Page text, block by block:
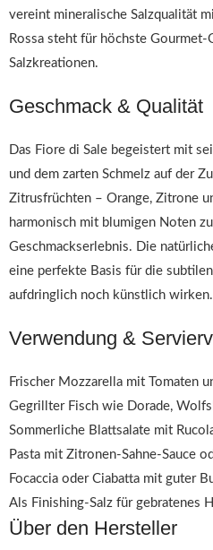
vereint mineralische Salzqualität
Rossa steht für höchste
Salzkreationen.
Geschmack & Qualität
Das Fiore di Sale begeistert mit
und dem zarten Schmelz auf der
Zitrusfrüchten – Orange, Zitrone
harmonisch mit blumigen Noten
Geschmackserlebnis. Die
eine perfekte Basis für die
aufdringlich noch künstlich wirken.
Verwendung &
Frischer Mozzarella mit Tomaten
Gegrillter Fisch wie Dorade,
Sommerliche Blattsalate mit
Pasta mit Zitronen-Sahne-Sauce
Focaccia oder Ciabatta mit guter
Als Finishing-Salz für gebratenes
Über den Hersteller